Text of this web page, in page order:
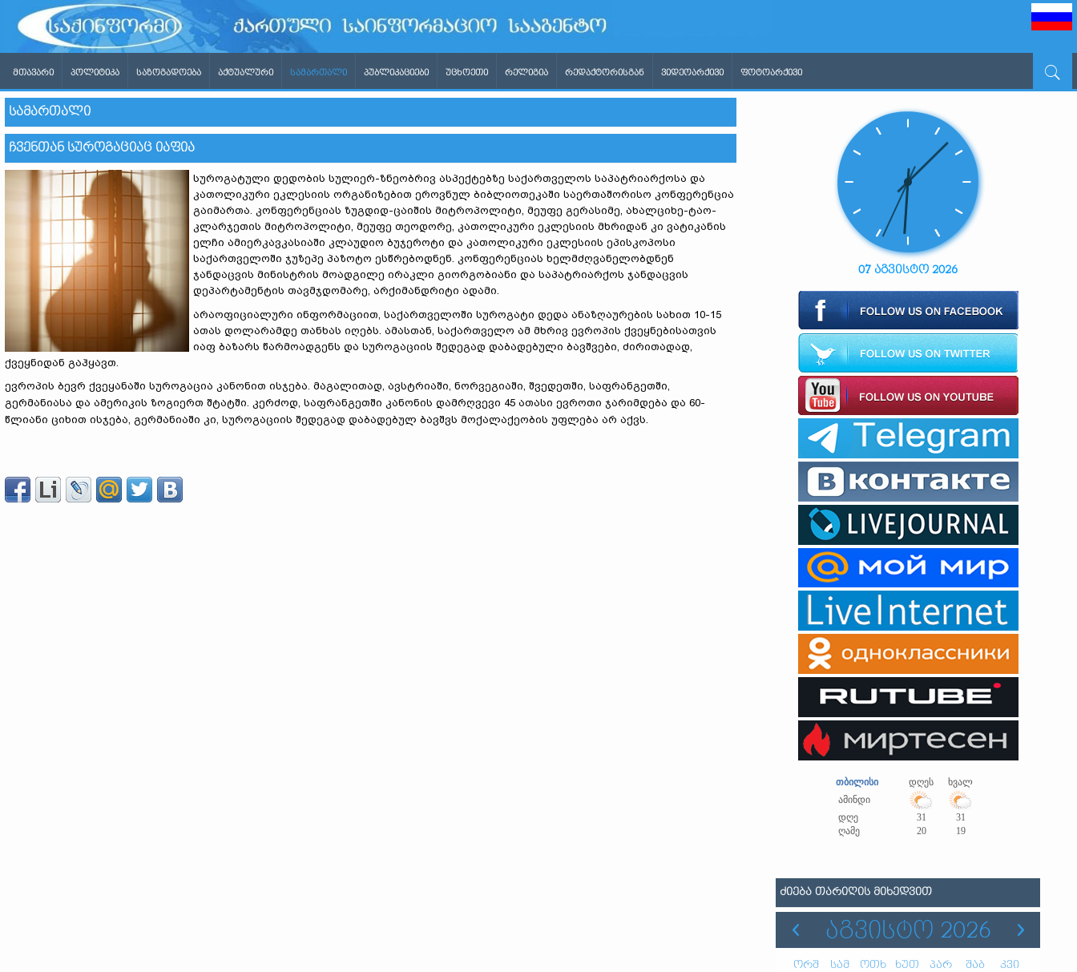
ᲛᲗᲐᲕᲐᲠᲘ ᲞᲝᲚᲘᲢᲘᲙᲐ ᲡᲐᲖᲝᲒᲐᲓᲝᲔᲑᲐ ᲐᲥᲢᲣᲐᲚᲣᲠᲘ ᲡᲐᲛᲐᲠᲗᲐᲚᲘ ᲞᲣᲑᲚᲘᲙᲐᲪᲘᲔᲑᲘ ᲣᲪᲮᲝᲔᲗᲘ ᲠᲔᲚᲘᲒᲘᲐ ᲠᲔᲓᲐᲥᲢᲝᲠᲘᲡᲒᲐᲜ ᲕᲘᲓᲔᲝᲐᲠᲥᲘᲕᲘ ᲤᲝᲢᲝᲐᲠᲥᲘᲕᲘ
ᲡᲐᲛᲐᲠᲗᲐᲚᲘ
ᲩᲕᲔᲜᲗᲐᲜ ᲡᲣᲠᲝᲒᲐᲪᲘᲐᲪ ᲘᲐᲤᲘᲐ
სუროგატული დედობის სულიერ-ზნეობრივ ასპექტებზე საქართველოს საპატრიარქოსა და
კათოლიკური ეკლესიის ორგანიზებით ეროვნულ ბიბლიოთეკაში საერთაშორისო კონფერენცია
გაიმართა. კონფერენციას ზუგდიდ-ცაიშის მიტროპოლიტი, მეუფე გერასიმე, ახალციხე-ტაო-
კლარჯეთის მიტროპოლიტი, მეუფე თეოდორე, კათოლიკური ეკლესიის მხრიდან კი ვატიკანის
ელჩი ამიერკავკასიაში კლაუდიო ბუჯეროტი და კათოლიკური ეკლესიის ეპისკოპოსი
საქართველოში ჯუზეპე პაზოტო ესწრებოდნენ. კონფერენციას ხელმძღვანელობდნენ
ჯანდაცვის მინისტრის მოადგილე ირაკლი გიორგობიანი და საპატრიარქოს ჯანდაცვის
დეპარტამენტის თავმჯდომარე, არქიმანდრიტი ადამი.
არაოფიციალური ინფორმაციით, საქართველოში სუროგატი დედა ანაზღაურების სახით 10-15
ათას დოლარამდე თანხას იღებს. ამასთან, საქართველო ამ მხრივ ევროპის ქვეყნებისათვის
იაფ ბაზარს წარმოადგენს და სუროგაციის შედეგად დაბადებული ბავშვები, ძირითადად,
ქვეყნიდან გაჰყავთ.
ევროპის ბევრ ქვეყანაში სუროგაცია კანონით ისჯება. მაგალითად, ავსტრიაში, ნორვეგიაში, შვედეთში, საფრანგეთში,
გერმანიასა და ამერიკის ზოგიერთ შტატში. კერძოდ, საფრანგეთში კანონის დამრღვევი 45 ათასი ევროთი ჯარიმდება და 60-
წლიანი ციხით ისჯება, გერმანიაში კი, სუროგაციის შედეგად დაბადებულ ბავშვს მოქალაქეობის უფლება არ აქვს.
07 აგვისტო 2026
თბილისი დღეს
ხვალ
ამინდი
დღე
31
31
ღამე
20 19
ᲫᲘᲔᲑᲐ ᲗᲐᲠᲘᲦᲘᲡ ᲛᲘᲮᲔᲓᲕᲘᲗ
ᲐᲒᲕᲘᲡᲢᲝ 2026
ორშ სამ ოთხ ხუთ პარ შაბ კვი